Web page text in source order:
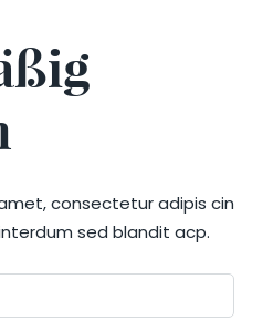
consectetur adipis cin
sed blandit acp.